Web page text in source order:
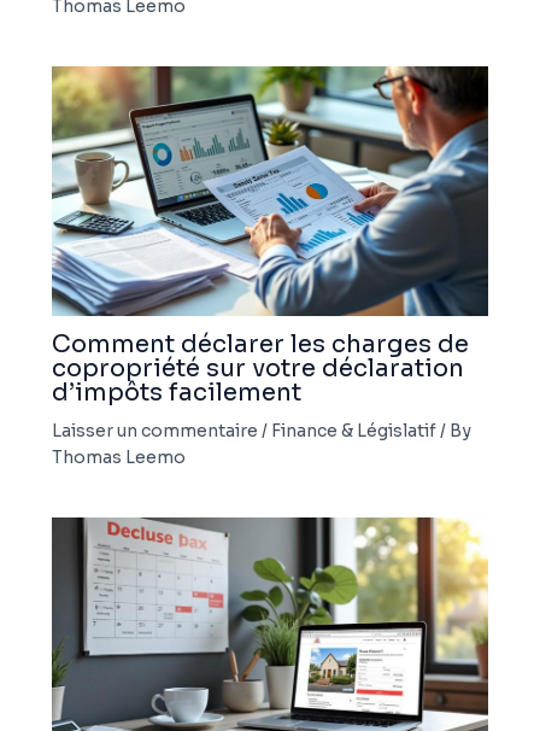
Thomas Leemo
Comment déclarer les charges de
copropriété sur votre déclaration
d’impôts facilement
Laisser un commentaire / Finance & Législatif/ By
Thomas Leemo